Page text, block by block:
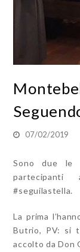
07/02/2019
Sono due le
partecipanti
#seguilastella.
La prima
Butrio, PV: si
accolto da Don